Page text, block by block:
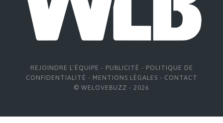
REJOINDRE L'ÉQUIPE - PUBLICITÉ - POLITIQUE DE
CONFIDENTIALITÉ - MENTIONS LÉGALES - CONTACT
© WELOVEBUZZ - 2026